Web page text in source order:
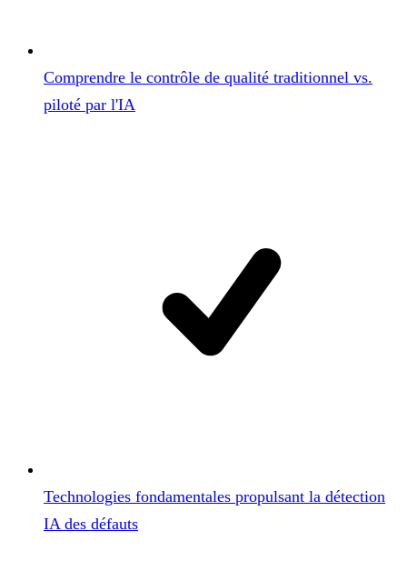
Comprendre le contrôle de qualité traditionnel vs.
piloté par l'IA
Technologies fondamentales propulsant la détection
IA des défauts